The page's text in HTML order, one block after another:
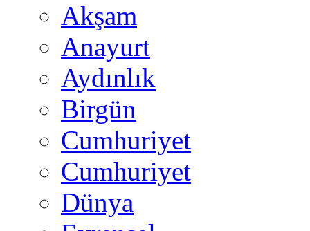
Akşam
Anayurt
Aydınlık
Birgün
Cumhuriyet
Cumhuriyet
Dünya